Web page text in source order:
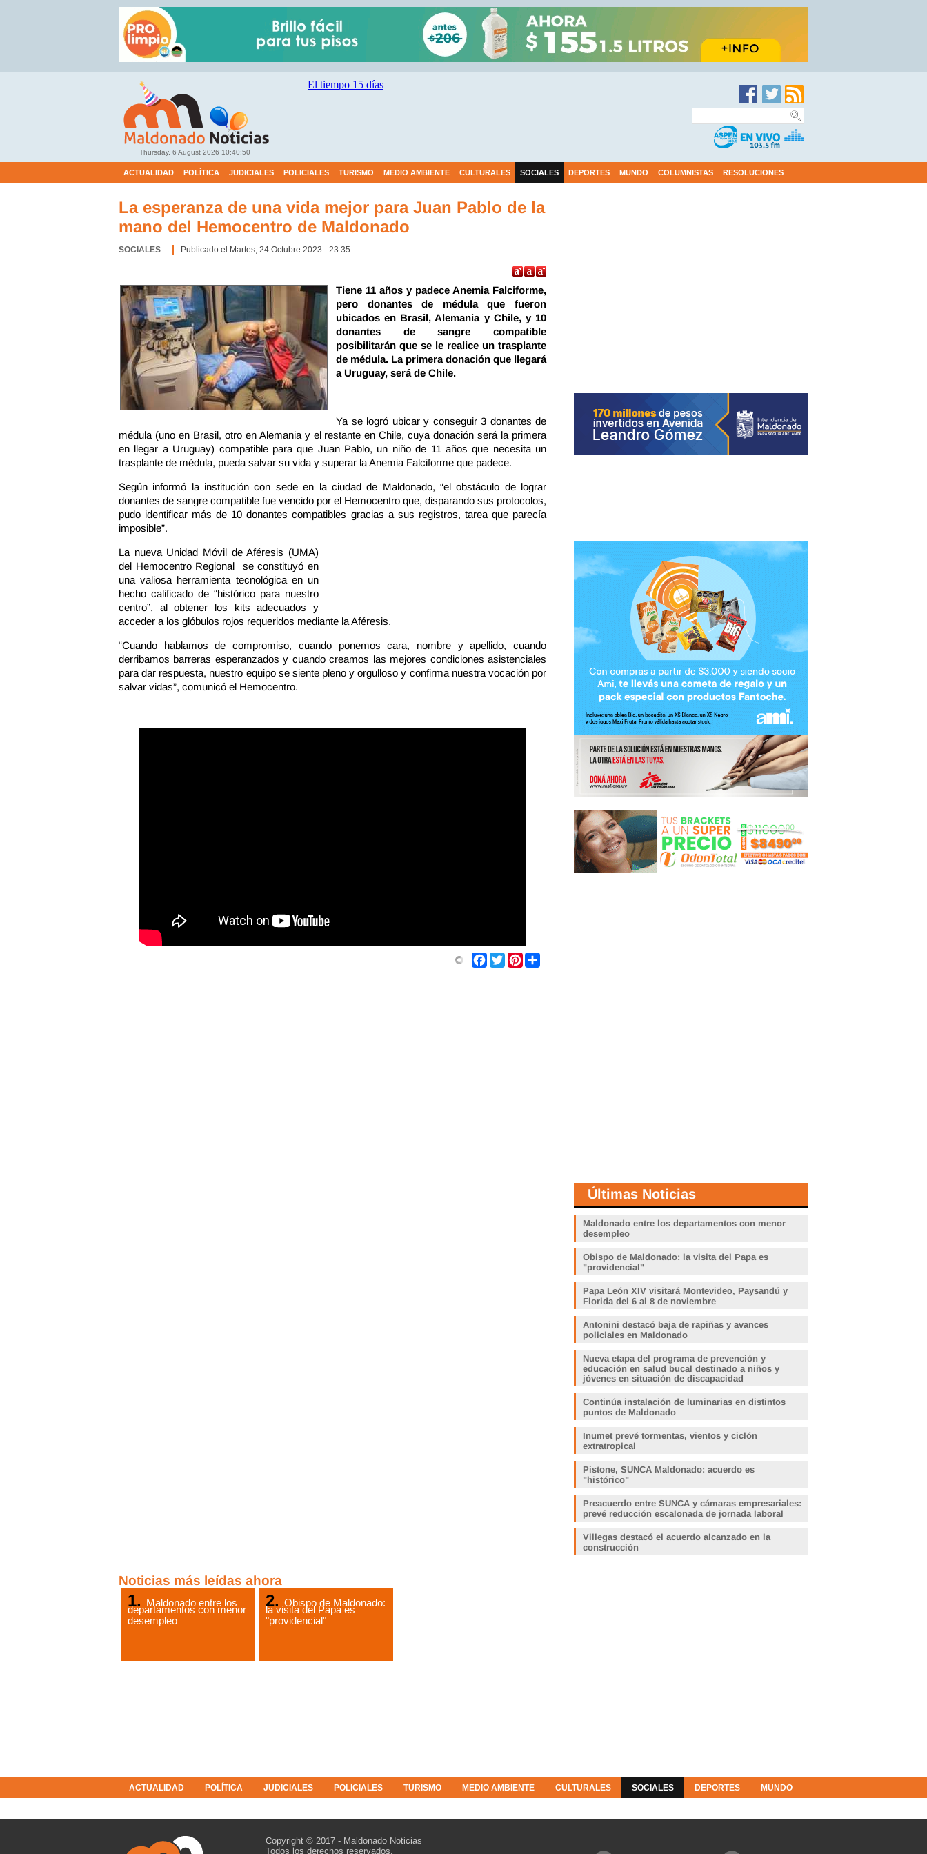
Thursday, 6 August 2026 10:40:51
ACTUALIDAD POLÍTICA JUDICIALES POLICIALES TURISMO MEDIO AMBIENTE CULTURALES SOCIALES DEPORTES MUNDO COLUMNISTAS RESOLUCIONES
La esperanza de una vida mejor para Juan Pablo de la
mano del Hemocentro de Maldonado
SOCIALES Publicado el Martes, 24 Octubre 2023 - 23:35
Tiene 11 años y padece Anemia Falciforme,
pero donantes de médula que fueron
ubicados en Brasil, Alemania y Chile, y 10
donantes de sangre compatible
posibilitarán que se le realice un trasplante
de médula. La primera donación que llegará
a Uruguay, será de Chile.
Ya se logró ubicar y conseguir 3 donantes de
médula (uno en Brasil, otro en Alemania y el restante en Chile, cuya donación será la primera
en llegar a Uruguay) compatible para que Juan Pablo, un niño de 11 años que necesita un
trasplante de médula, pueda salvar su vida y superar la Anemia Falciforme que padece.
Según informó la institución con sede en la ciudad de Maldonado, “el obstáculo de lograr
donantes de sangre compatible fue vencido por el Hemocentro que, disparando sus protocolos,
pudo identificar más de 10 donantes compatibles gracias a sus registros, tarea que parecía
imposible”.
La nueva Unidad Móvil de Aféresis (UMA)
del Hemocentro Regional se constituyó en
una valiosa herramienta tecnológica en un
hecho calificado de “histórico para nuestro
centro”, al obtener los kits adecuados y
acceder a los glóbulos rojos requeridos mediante la Aféresis.
“Cuando hablamos de compromiso, cuando ponemos cara, nombre y apellido, cuando
derribamos barreras esperanzados y cuando creamos las mejores condiciones asistenciales
para dar respuesta, nuestro equipo se siente pleno y orgulloso y confirma nuestra vocación por
salvar vidas”, comunicó el Hemocentro.
Facebook
TwitterPinterest
Últimas Noticias
Maldonado entre los departamentos con menor
desempleo
Obispo de Maldonado: la visita del Papa es
"providencial"
Papa León XIV visitará Montevideo, Paysandú y
Florida del 6 al 8 de noviembre
Antonini destacó baja de rapiñas y avances
policiales en Maldonado
Nueva etapa del programa de prevención y
educación en salud bucal destinado a niños y
jóvenes en situación de discapacidad
Continúa instalación de luminarias en distintos
puntos de Maldonado
Inumet prevé tormentas, vientos y ciclón
extratropical
Pistone, SUNCA Maldonado: acuerdo es
"histórico"
Preacuerdo entre SUNCA y cámaras empresariales:
prevé reducción escalonada de jornada laboral
Villegas destacó el acuerdo alcanzado en la
construcción
Noticias más leídas ahora
Maldonado entre los
departamentos con menor
desempleo
Obispo de Maldonado:
la visita del Papa es
"providencial"
ACTUALIDAD POLÍTICA JUDICIALES POLICIALES TURISMO MEDIO AMBIENTE CULTURALES SOCIALES DEPORTES MUNDO
Copyright © 2017 - Maldonado Noticias
Todos los derechos reservados.